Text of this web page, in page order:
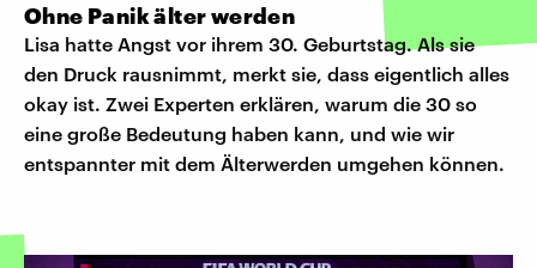
Ohne Panik älter werden
Lisa hatte Angst vor ihrem 30. Geburtstag. Als sie
den Druck rausnimmt, merkt sie, dass eigentlich alles
okay ist. Zwei Experten erklären, warum die 30 so
eine große Bedeutung haben kann, und wie wir
entspannter mit dem Älterwerden umgehen können.